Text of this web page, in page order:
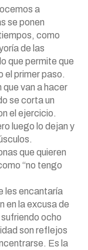
a
se ponen
como
de las
que permite que
el primer paso.
van a hacer
se corta un
el ejercicio.
luego lo dejan y
que quieren
“no tengo
les encantaría
en la excusa de
ocho
son reflejos
Es la